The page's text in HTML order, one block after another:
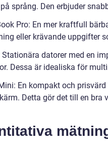
språng. Den erbjuder
Pro: En mer kraftfull
eller krävande uppgifter
datorer med en
Dessa är idealiska för
En kompakt och
Detta gör det till en